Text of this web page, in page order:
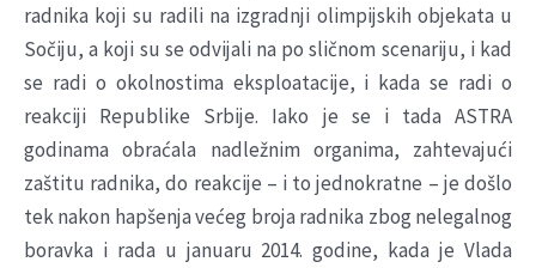
radnika koji su radili na izgradnji olimpijskih objekata u
Sočiju, a koji su se odvijali na po sličnom scenariju, i kad
se radi o okolnostima eksploatacije, i kada se radi o
reakciji Republike Srbije. Iako je se i tada ASTRA
godinama obraćala nadležnim organima, zahtevajući
zaštitu radnika, do reakcije – i to jednokratne – je došlo
tek nakon hapšenja većeg broja radnika zbog nelegalnog
boravka i rada u januaru 2014. godine, kada je Vlada